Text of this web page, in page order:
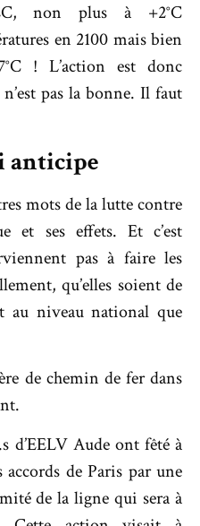
non plus à +2°C
en 2100 mais bien
! L’action est donc
pas la bonne. Il faut
anticipe
mots de la lutte contre
et ses effets. Et c’est
pas à faire les
qu’elles soient de
au niveau national que
de chemin de fer dans
Aude ont fêté à
de Paris par une
de la ligne qui sera à